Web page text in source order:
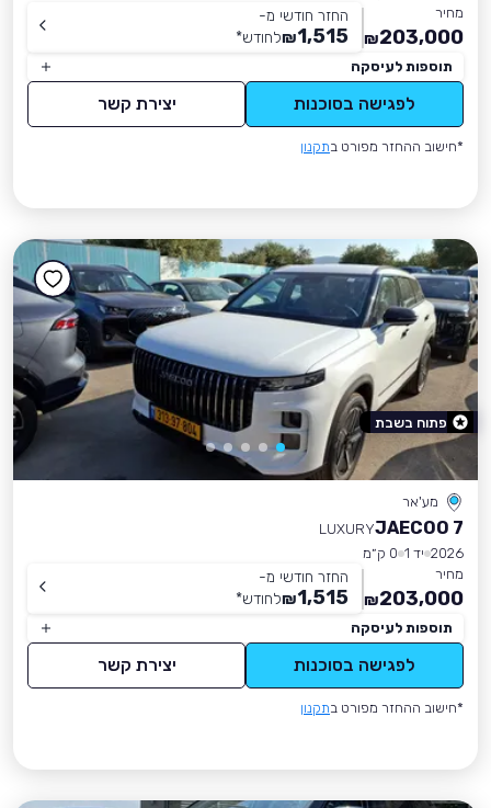
מחיר
203,000
₪
החזר חודשי מ-
1,515
₪לחודש*
תוספות לעיסקה
לפגישה בסוכנות יצירת קשר
*חישוב ההחזר מפורט בתקנון
מע'אר
JAECOO 7
LUXURY
2026 יד 1
0 ק״מ
מחיר
203,000
₪
החזר חודשי מ-
1,515
₪לחודש*
תוספות לעיסקה
לפגישה בסוכנות יצירת קשר
*חישוב ההחזר מפורט בתקנון
פתוח בשבת